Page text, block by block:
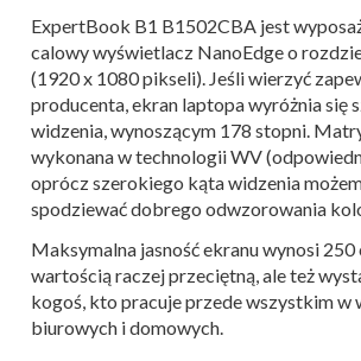
ExpertBook B1 B1502CBA jest
calowy wyświetlacz NanoEdge o
(1920 x 1080 pikseli). Jeśli wierzyć
producenta, ekran laptopa wyróżnia się
widzenia, wynoszącym 178 stopni.
wykonana w technologii WV
oprócz szerokiego kąta widzenia
spodziewać dobrego odwzorowania
Maksymalna jasność ekranu wynosi 250
wartością raczej przeciętną, ale też
kogoś, kto pracuje przede wszystkim w
biurowych i domowych.